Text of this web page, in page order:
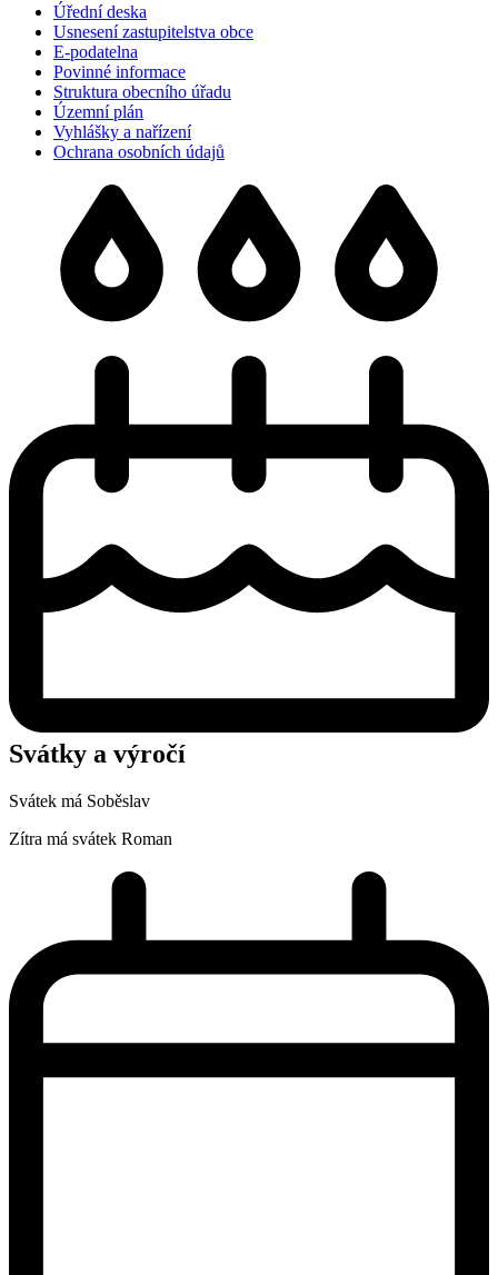
Úřední deska
Usnesení zastupitelstva obce
E-podatelna
Povinné informace
Struktura obecního úřadu
Územní plán
Vyhlášky a nařízení
Ochrana osobních údajů
Svátky a výročí
Svátek má Soběslav
Zítra má svátek Roman